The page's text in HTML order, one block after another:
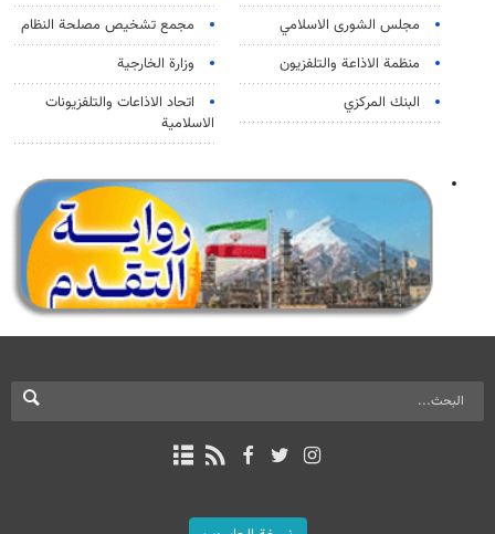
مجلس الشورى الاسلامي
مجمع تشخيص مصلحة النظام
منظمة الاذاعة والتلفزیون
وزارة الخارجية
البنك المركزي
اتحاد الاذاعات والتلفزيونات
الاسلامية